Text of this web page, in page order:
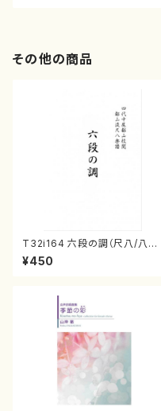
その他の商品
T32i164 六段の調（尺八/八橋
検校/楽譜）都山流公刊楽譜曲
番:1016
¥450